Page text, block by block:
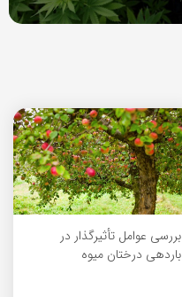
بررسی عوامل تأثیرگذار در
باردهی درختان میوه